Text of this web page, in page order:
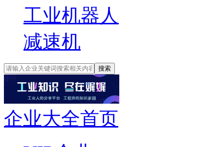
工业机器人
减速机
搜索
企业大全首页